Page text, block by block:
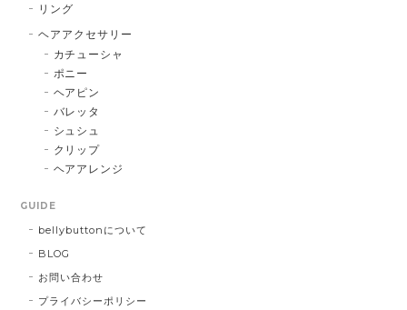
リング
ヘアアクセサリー
カチューシャ
ポニー
ヘアピン
バレッタ
シュシュ
クリップ
ヘアアレンジ
GUIDE
bellybuttonについて
BLOG
お問い合わせ
プライバシーポリシー